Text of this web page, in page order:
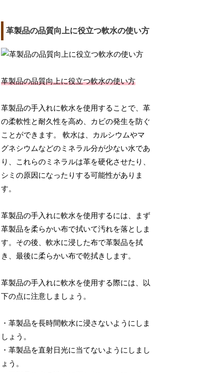
革製品の品質向上に役立つ軟水の使い方
革製品の品質向上に役立つ軟水の使い方
革製品の手入れに軟水を使用することで、革
の柔軟性と耐久性を高め、カビの発生を防ぐ
ことができます。 軟水は、カルシウムやマ
グネシウムなどのミネラル分が少ない水であ
り、これらのミネラルは革を硬化させたり、
シミの原因になったりする可能性がありま
す。
革製品の手入れに軟水を使用するには、まず
革製品を柔らかい布で拭いて汚れを落としま
す。その後、軟水に浸した布で革製品を拭
き、最後に柔らかい布で乾拭きします。
革製品の手入れに軟水を使用する際には、以
下の点に注意しましょう。
・革製品を長時間軟水に浸さないようにしま
しょう。
・革製品を直射日光に当てないようにしまし
ょう。